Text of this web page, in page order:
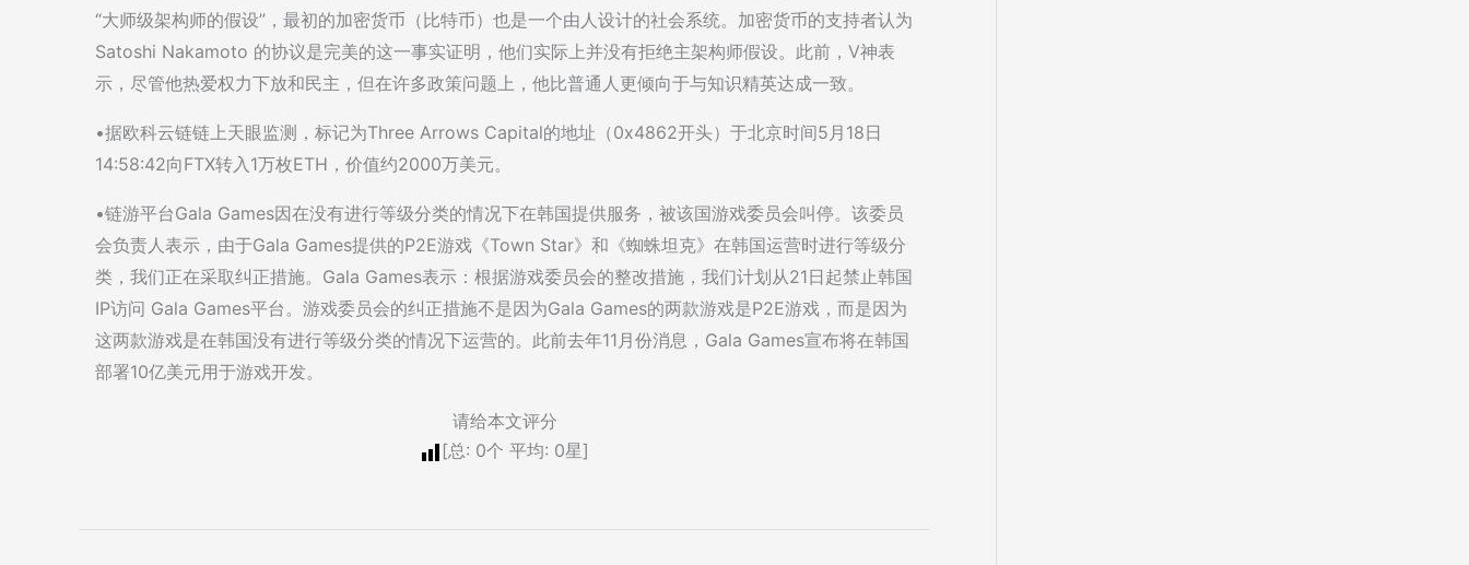
“大师级架构师的假设”，最初的加密货币（比特币）也是一个由人设计的社会系统。加密货币的支持者认为
Satoshi Nakamoto 的协议是完美的这一事实证明，他们实际上并没有拒绝主架构师假设。此前，V神表
示，尽管他热爱权力下放和民主，但在许多政策问题上，他比普通人更倾向于与知识精英达成一致。
•据欧科云链链上天眼监测，标记为Three Arrows Capital的地址（0x4862开头）于北京时间5月18日
14:58:42向FTX转入1万枚ETH，价值约2000万美元。
•链游平台Gala Games因在没有进行等级分类的情况下在韩国提供服务，被该国游戏委员会叫停。该委员
会负责人表示，由于Gala Games提供的P2E游戏《Town Star》和《蜘蛛坦克》在韩国运营时进行等级分
类，我们正在采取纠正措施。Gala Games表示：根据游戏委员会的整改措施，我们计划从21日起禁止韩国
IP访问 Gala Games平台。游戏委员会的纠正措施不是因为Gala Games的两款游戏是P2E游戏，而是因为
这两款游戏是在韩国没有进行等级分类的情况下运营的。此前去年11月份消息，Gala Games宣布将在韩国
部署10亿美元用于游戏开发。
请给本文评分
[总: 0个 平均: 0星]